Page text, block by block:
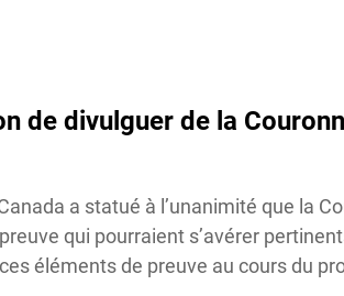
de divulguer de la
a statué à l’unanimité que la
qui pourraient s’avérer
éléments de preuve au cours du